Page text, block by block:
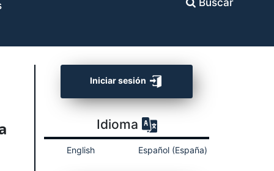
Iniciar sesión
Idioma
English Español (España)